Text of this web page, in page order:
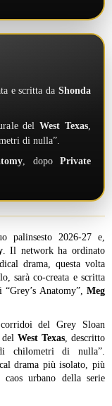
e scritta da Shonda
delWest Texas,
di nulla”.
, dopo Private
palinsesto 2026-27 e,
. Il network ha ordinato
drama, questa volta
sarà co-creata e scritta
“Grey’s Anatomy”,Meg
del Grey Sloan
West Texas, descritto
chilometri di nulla”.
drama più isolato, più
caos urbano della serie